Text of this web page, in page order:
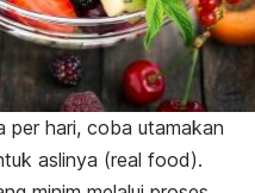
per hari, coba utamakan
aslinya (real food).